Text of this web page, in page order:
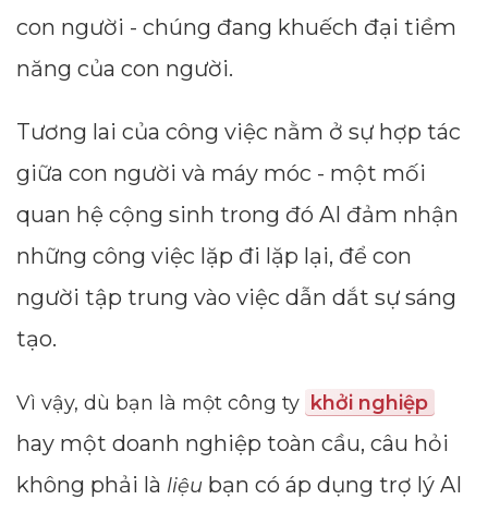
con người - chúng đang khuếch đại tiềm
năng của con người.
Tương lai của công việc nằm ở sự hợp tác
giữa con người và máy móc - một mối
quan hệ cộng sinh trong đó AI đảm nhận
những công việc lặp đi lặp lại, để con
người tập trung vào việc dẫn dắt sự sáng
tạo.
Vì vậy, dù bạn là một công ty khởi nghiệp
hay một doanh nghiệp toàn cầu, câu hỏi
không phải là liệu bạn có áp dụng trợ lý AI